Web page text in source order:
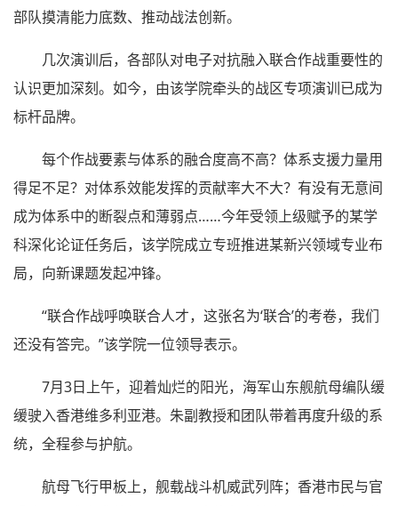
部队摸清能力底数、推动战法创新。
几次演训后，各部队对电子对抗融入联合作战重要性的
认识更加深刻。如今，由该学院牵头的战区专项演训已成为
标杆品牌。
每个作战要素与体系的融合度高不高？体系支援力量用
得足不足？对体系效能发挥的贡献率大不大？有没有无意间
成为体系中的断裂点和薄弱点……今年受领上级赋予的某学
科深化论证任务后，该学院成立专班推进某新兴领域专业布
局，向新课题发起冲锋。
“联合作战呼唤联合人才，这张名为‘联合’的考卷，我们
还没有答完。”该学院一位领导表示。
7月3日上午，迎着灿烂的阳光，海军山东舰航母编队缓
缓驶入香港维多利亚港。朱副教授和团队带着再度升级的系
统，全程参与护航。
航母飞行甲板上，舰载战斗机威武列阵；香港市民与官